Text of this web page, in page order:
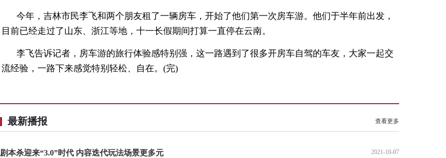
今年，吉林市民李飞和两个朋友租了一辆房车，开始了他们第一次房车游。他们于半年前出发，
目前已经走过了山东、浙江等地，十一长假期间打算一直停在云南。
李飞告诉记者，房车游的旅行体验感特别强，这一路遇到了很多开房车自驾的车友，大家一起交
流经验，一路下来感觉特别轻松、自在。(完)
最新播报 查看更多
剧本杀迎来“3.0”时代 内容迭代玩法场景更多元 2021-10-07